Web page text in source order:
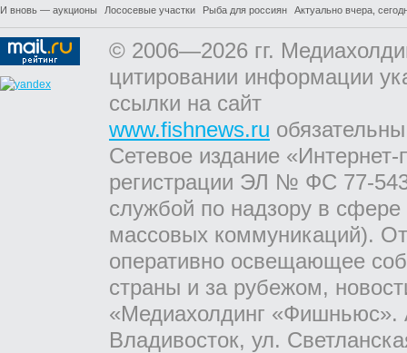
И вновь — аукционы
Лососевые участки Рыба для россиян Актуально вчера,
© 2006—2026 гг.
цитировании информации
ссылки на сайт
www.fishnews.ru
Сетевое издание
регистрации ЭЛ № ФС 77-
службой по надзору в
массовых коммуникаций).
оперативно освещающее
страны и за рубежом,
«Медиахолдинг «Фишньюс».
Владивосток, ул.